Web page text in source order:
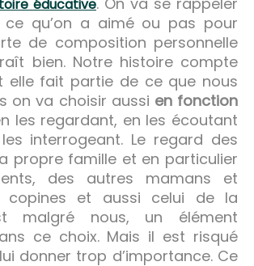
éducative
qu’on a aimé ou pas pour
de composition personnelle
bien. Notre histoire compte
elle fait partie de ce que nous
on va choisir aussi en fonction
les regardant, en les écoutant
interrogeant. Le regard des
propre famille et en particulier
des autres mamans et
copines et aussi celui de la
malgré nous, un élément
ce choix. Mais il est risqué
donner trop d’importance. Ce